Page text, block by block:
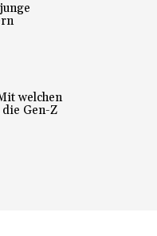
welchen
Gen-Z